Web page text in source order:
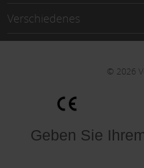
Verschiedenes
© 2026
Geben Sie